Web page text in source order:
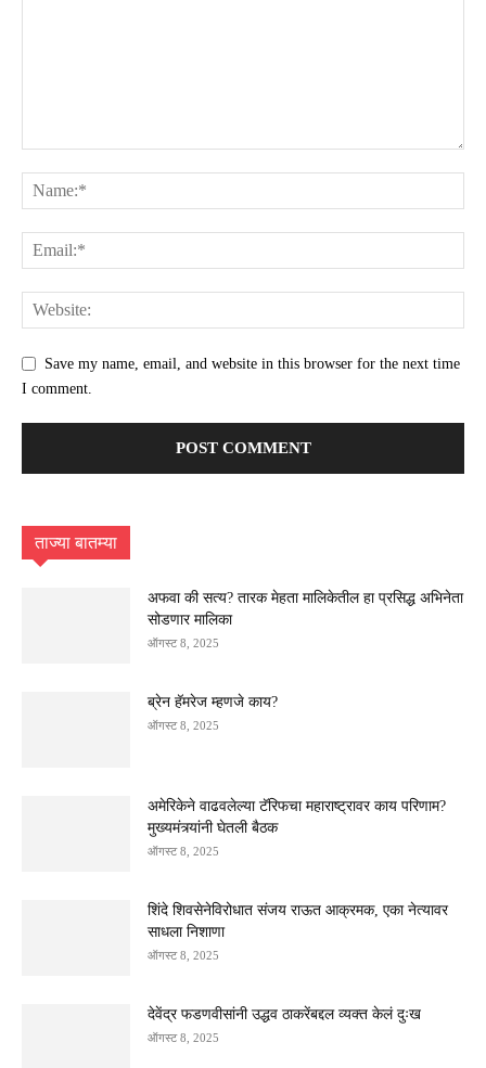
Save my name, email, and website in this browser for the next time
I comment.
ताज्या बातम्या
अफवा की सत्य? तारक मेहता मालिकेतील हा प्रसिद्ध अभिनेता
सोडणार मालिका
ऑगस्ट 8, 2025
ब्रेन हॅमरेज म्हणजे काय?
ऑगस्ट 8, 2025
अमेरिकेने वाढवलेल्या टॅरिफचा महाराष्ट्रावर काय परिणाम?
मुख्यमंत्र्यांनी घेतली बैठक
ऑगस्ट 8, 2025
शिंदे शिवसेनेविरोधात संजय राऊत आक्रमक, एका नेत्यावर
साधला निशाणा
ऑगस्ट 8, 2025
देवेंद्र फडणवीसांनी उद्धव ठाकरेंबद्दल व्यक्त केलं दुःख
ऑगस्ट 8, 2025